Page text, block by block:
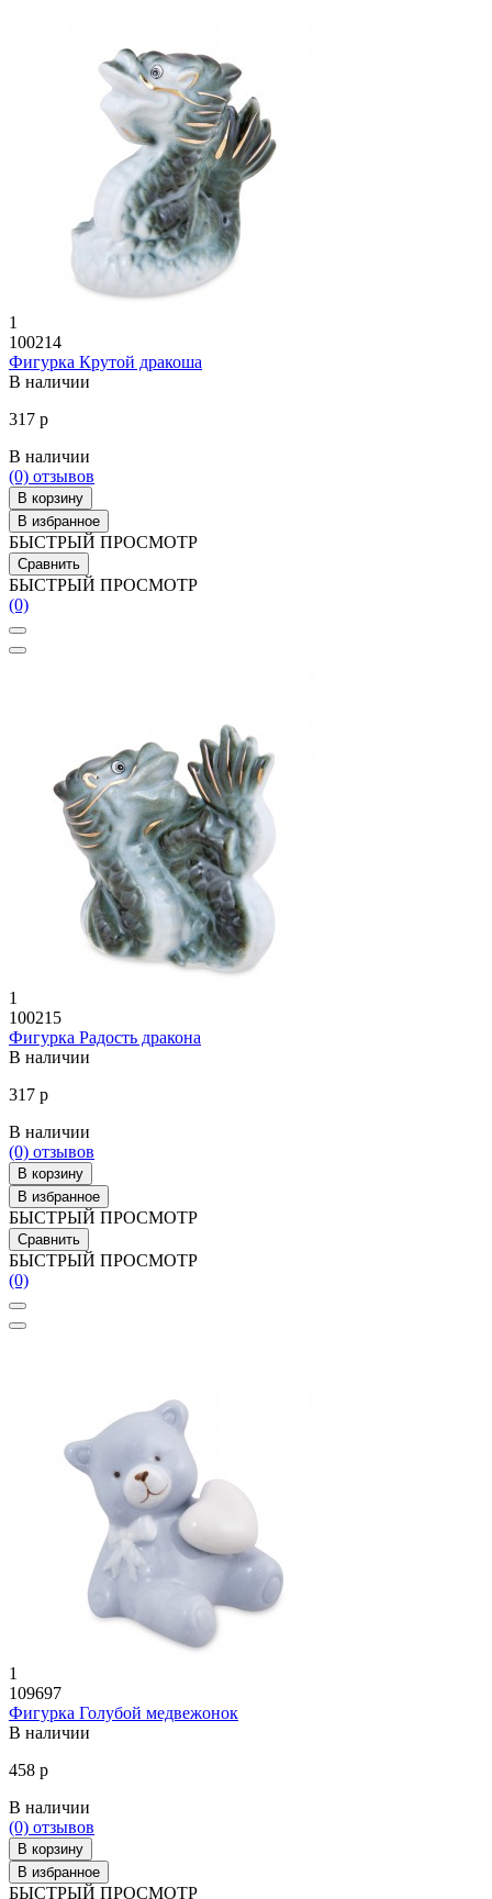
1
100214
Фигурка Крутой дракоша
В наличии
317 р
В наличии
(0) отзывов
В корзину
В избранное
БЫСТРЫЙ ПРОСМОТР
Сравнить
БЫСТРЫЙ ПРОСМОТР
(0)
1
100215
Фигурка Радость дракона
В наличии
317 р
В наличии
(0) отзывов
В корзину
В избранное
БЫСТРЫЙ ПРОСМОТР
Сравнить
БЫСТРЫЙ ПРОСМОТР
(0)
1
109697
Фигурка Голубой медвежонок
В наличии
458 р
В наличии
(0) отзывов
В корзину
В избранное
БЫСТРЫЙ ПРОСМОТР